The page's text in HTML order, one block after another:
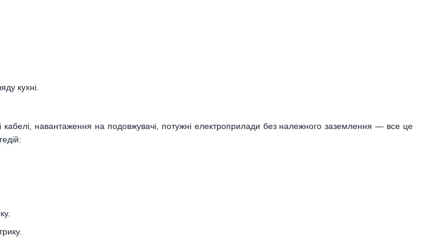
кухні.
навантаження на подовжувачі, потужні електроприлади без належного заземлення — все це